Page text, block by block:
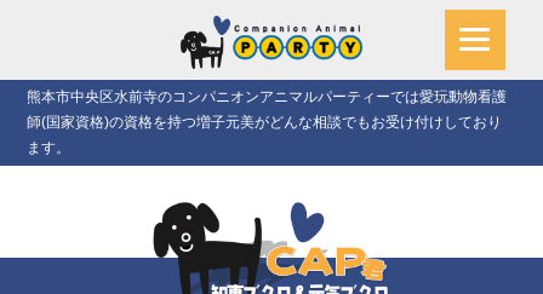
熊本市中央区水前寺のコンパニオンアニマルパーティーでは愛玩動物看護
師(国家資格)の資格を持つ増子元美がどんな相談でもお受け付けしており
ます。